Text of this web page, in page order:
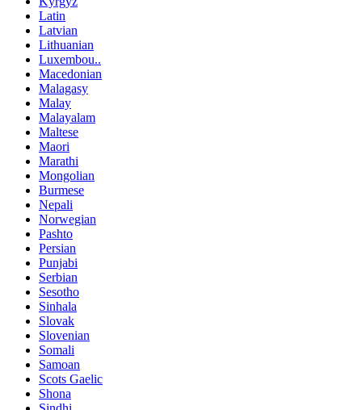
Latin
Latvian
Lithuanian
Luxembou..
Macedonian
Malagasy
Malay
Malayalam
Maltese
Maori
Marathi
Mongolian
Burmese
Nepali
Norwegian
Pashto
Persian
Punjabi
Serbian
Sesotho
Sinhala
Slovak
Slovenian
Somali
Samoan
Scots Gaelic
Shona